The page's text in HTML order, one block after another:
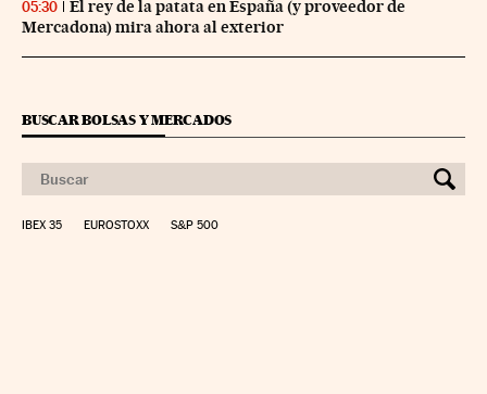
05:30
El rey de la patata en España (y proveedor de
Mercadona) mira ahora al exterior
BUSCAR BOLSAS Y MERCADOS
IBEX 35 EUROSTOXX S&P 500